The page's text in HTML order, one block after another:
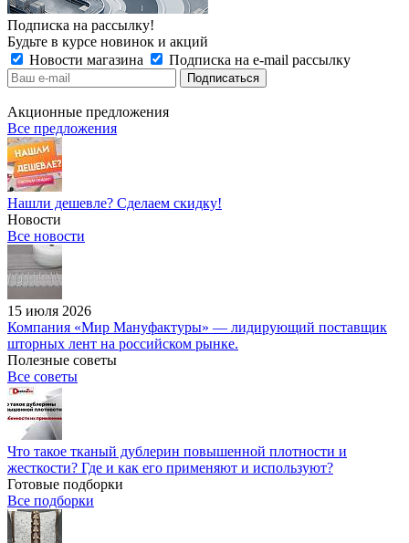
Подписка на рассылку!
Будьте в курсе новинок и акций
Новости магазина
Подписка на e-mail рассылку
Акционные предложения
Все предложения
Нашли дешевле? Сделаем скидку!
Новости
Все новости
15 июля 2026
Компания «Мир Мануфактуры» — лидирующий поставщик
шторных лент на российском рынке.
Полезные советы
Все советы
Что такое тканый дублерин повышенной плотности и
жесткости? Где и как его применяют и используют?
Готовые подборки
Все подборки